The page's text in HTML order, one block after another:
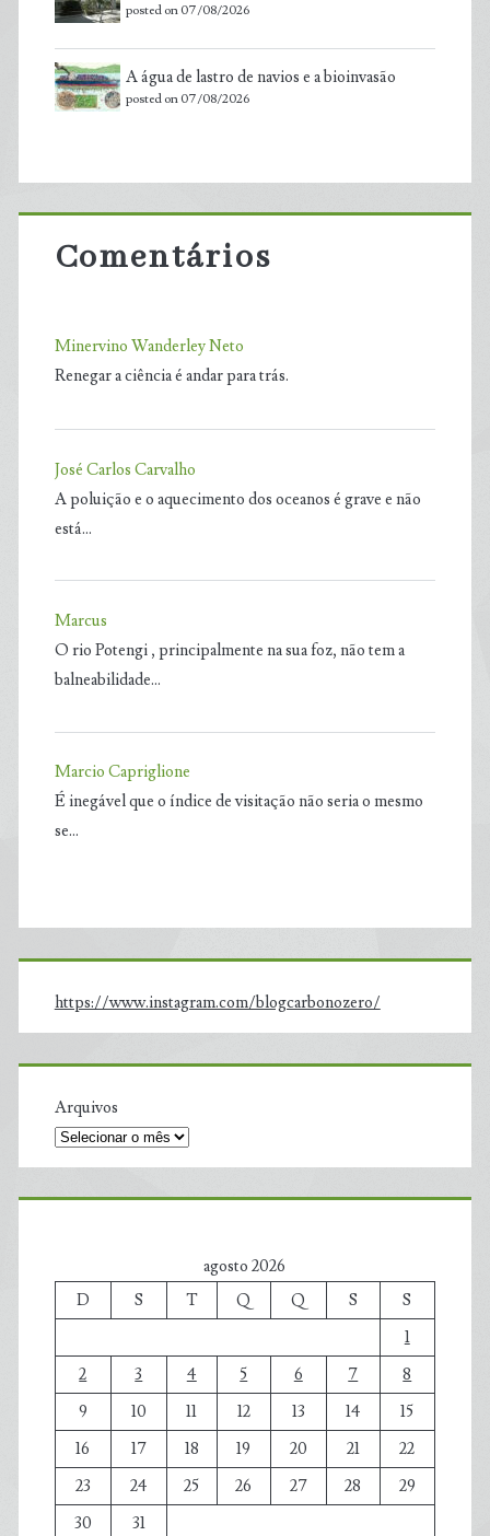
posted on 07/08/2026
A água de lastro de navios e a bioinvasão
posted on 07/08/2026
Comentários
Minervino Wanderley Neto
Renegar a ciência é andar para trás.
José Carlos Carvalho
A poluição e o aquecimento dos oceanos é grave e não
está…
Marcus
O rio Potengi , principalmente na sua foz, não tem a
balneabilidade…
Marcio Capriglione
É inegável que o índice de visitação não seria o mesmo
se…
https://www.instagram.com/blogcarbonozero/
Arquivos
agosto 2026
D
S T Q Q S
S
1
2
3 4 5 6 7
8
9
10 11 12 13 14
15
16
17 18 19 20 21
22
23
24 25 26 27 28
29
30
31